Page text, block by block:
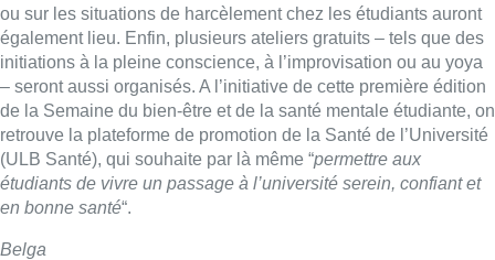
ou sur les situations de harcèlement chez les étudiants auront
également lieu. Enfin, plusieurs ateliers gratuits – tels que des
initiations à la pleine conscience, à l’improvisation ou au yoya
– seront aussi organisés. A l’initiative de cette première édition
de la Semaine du bien-être et de la santé mentale étudiante, on
retrouve la plateforme de promotion de la Santé de l’Université
(ULB Santé), qui souhaite par là même “permettre aux
étudiants de vivre un passage à l’université serein, confiant et
en bonne santé“.
Belga